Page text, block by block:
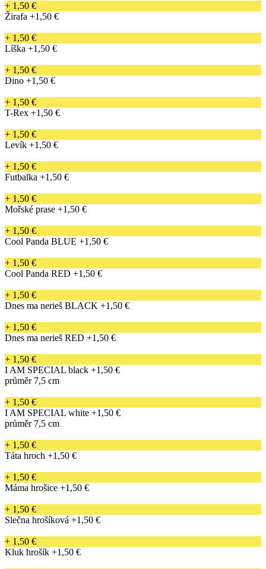
+ 1,50 €
Žirafa +1,50 €
+ 1,50 €
Líška +1,50 €
+ 1,50 €
Dino +1,50 €
+ 1,50 €
T-Rex +1,50 €
+ 1,50 €
Levík +1,50 €
+ 1,50 €
Futbalka +1,50 €
+ 1,50 €
Mořské prase +1,50 €
+ 1,50 €
Cool Panda BLUE +1,50 €
+ 1,50 €
Cool Panda RED +1,50 €
+ 1,50 €
Dnes ma nerieš BLACK +1,50 €
+ 1,50 €
Dnes ma nerieš RED +1,50 €
+ 1,50 €
I AM SPECIAL black +1,50 €
průměr 7,5 cm
+ 1,50 €
I AM SPECIAL white +1,50 €
průměr 7,5 cm
+ 1,50 €
Táta hroch +1,50 €
+ 1,50 €
Máma hrošice +1,50 €
+ 1,50 €
Slečna hrošíková +1,50 €
+ 1,50 €
Kluk hrošík +1,50 €